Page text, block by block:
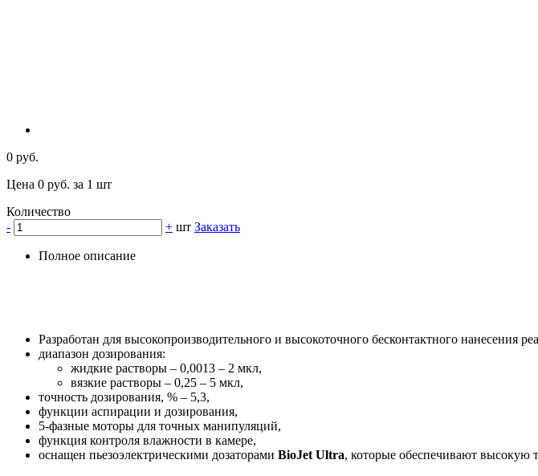
0 руб.
Цена 0 руб. за 1 шт
Количество
-
+ шт Заказать
Полное описание
Разработан для высокопроизводительного и высокоточного бесконтактного нанесения
диапазон дозирования:
жидкие растворы – 0,0013 – 2 мкл,
вязкие растворы – 0,25 – 5 мкл,
точность дозирования, % – 5,3,
функции аспирации и дозирования,
5-фазные моторы для точных манипуляций,
функция контроля влажности в камере,
оснащен пьезоэлектрическими дозаторами BioJet Ultra, которые обеспечивают высокую